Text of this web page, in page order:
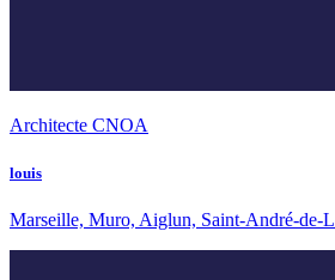
Architecte CNOA
louis
Marseille, Muro, Aiglun, Saint-André-de-